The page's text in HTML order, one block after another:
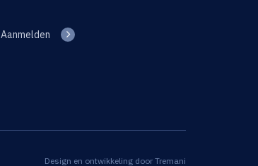
Aanmelden
Design en ontwikkeling door Tremani